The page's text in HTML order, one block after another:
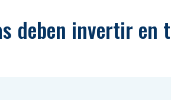
deben invertir en